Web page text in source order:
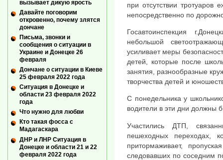
при отсутствии тротуаров
непосредственно по
Госавтоинспекция
небольшой
усиливает меры
детей, которые после
занятия, разнообразные
творчества детей и
С понедельника у
водители в эти дни должны
Участились ДТП,
пешеходных переходах,
притормаживает,
следовавших по соседним
вызывает дикую ярость
Давайте поговорим
откровенно, почему злятся
дончане
Письма, звонки и
сообщения о ситуации в
Украине и Донецке 26
февраля
Дончане о ситуации в Киеве
25 февраля 2022 года
Ситуация в Донецке и
области 23 февраля 2022
года
Что нужно для любви
Кто такая фосса с
Мадагаскара
ДНР и ЛНР Ситуация в
Донецке и области 21 и 22
февраля 2022 года